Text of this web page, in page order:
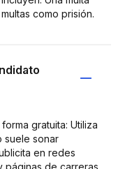
como prisión.
gratuita: Utiliza
suele sonar
en redes
páginas de carreras